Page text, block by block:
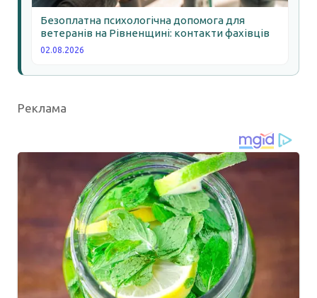
Безоплатна психологічна допомога для
ветеранів на Рівненщині: контакти фахівців
02.08.2026
Реклама